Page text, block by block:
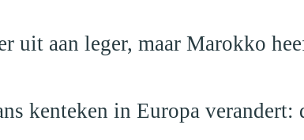
uit aan leger, maar Marokko
kenteken in Europa verandert: